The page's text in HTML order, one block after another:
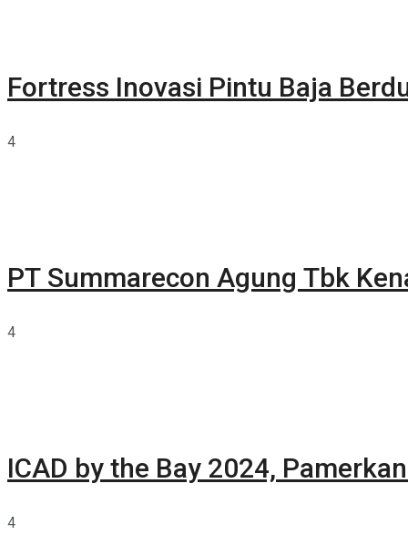
Fortress Inovasi Pintu Baja
4
PT Summarecon Agung Tbk
4
ICAD by the Bay 2024,
4